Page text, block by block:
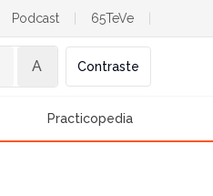
Podcast 65TeVe
A Contraste
Practicopedia